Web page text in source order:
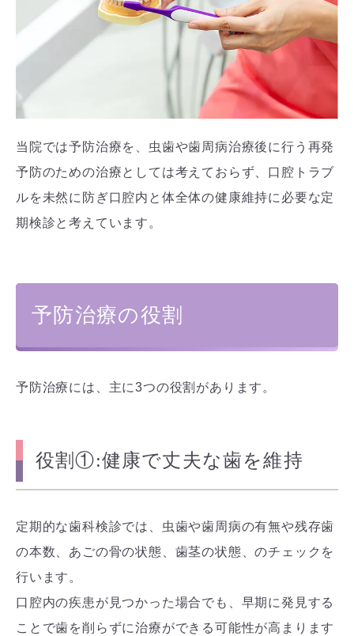
当院では予防治療を、虫歯や歯周病治療後に行う再発
予防のための治療としては考えておらず、口腔トラブ
ルを未然に防ぎ口腔内と体全体の健康維持に必要な定
期検診と考えています。
予防治療の役割
予防治療には、主に3つの役割があります。
役割①:健康で丈夫な歯を維持
定期的な歯科検診では、虫歯や歯周病の有無や残存歯
の本数、あごの骨の状態、歯茎の状態、のチェックを
行います。
口腔内の疾患が見つかった場合でも、早期に発見する
ことで歯を削らずに治療ができる可能性が高まります